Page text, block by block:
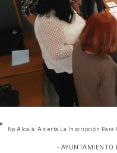
Np Alcalá: Abierta La Inscripción Para
- AYUNTAMIENTO